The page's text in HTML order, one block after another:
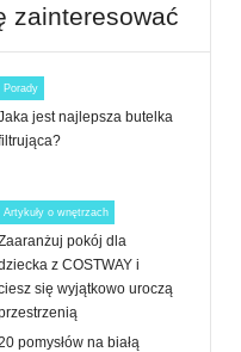
zainteresować
Porady
jest najlepsza butelka
Artykuły o wnętrzach
pokój dla
z COSTWAY i
się wyjątkowo uroczą
pomysłów na białą